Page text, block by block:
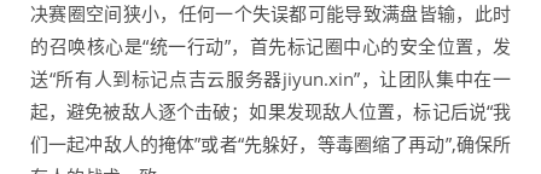
决赛圈空间狭小，任何一个失误都可能导致满盘皆输，此时
的召唤核心是“统一行动”，首先标记圈中心的安全位置，发
送“所有人到标记点吉云服务器jiyun.xin”，让团队集中在一
起，避免被敌人逐个击破；如果发现敌人位置，标记后说“我
们一起冲敌人的掩体”或者“先躲好，等毒圈缩了再动”,确保所